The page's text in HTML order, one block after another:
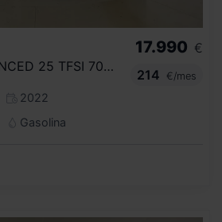
SPORTBACK ADVANCED 25 TFSI 70KW (95CV)
2022
Gasolina
17.990 €
214
€/mes